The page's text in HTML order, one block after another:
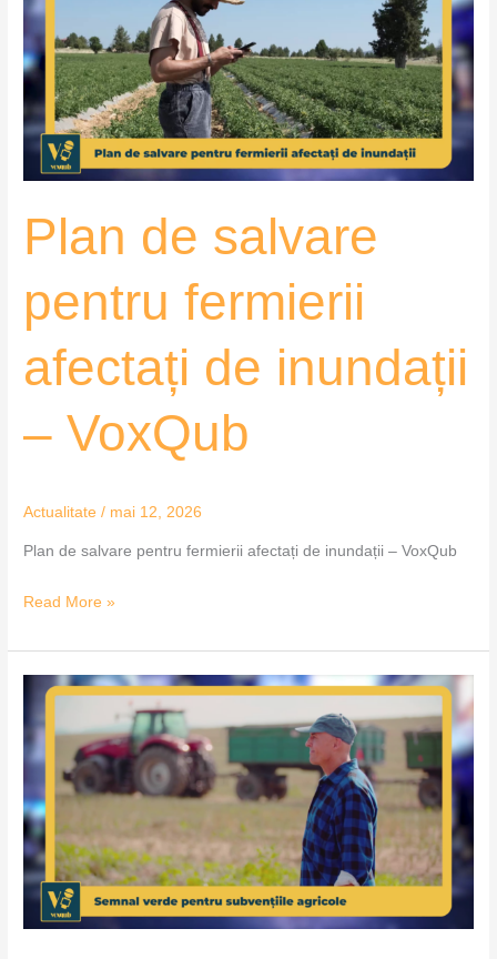
Plan de salvare
pentru fermierii
afectați de inundații
– VoxQub
Actualitate / mai 12, 2026
Plan de salvare pentru fermierii afectați de inundații – VoxQub
fermierii
afectați
de
inundații
Read More »
Semnal
pentru
subvențiile
agricole
–
VoxQub